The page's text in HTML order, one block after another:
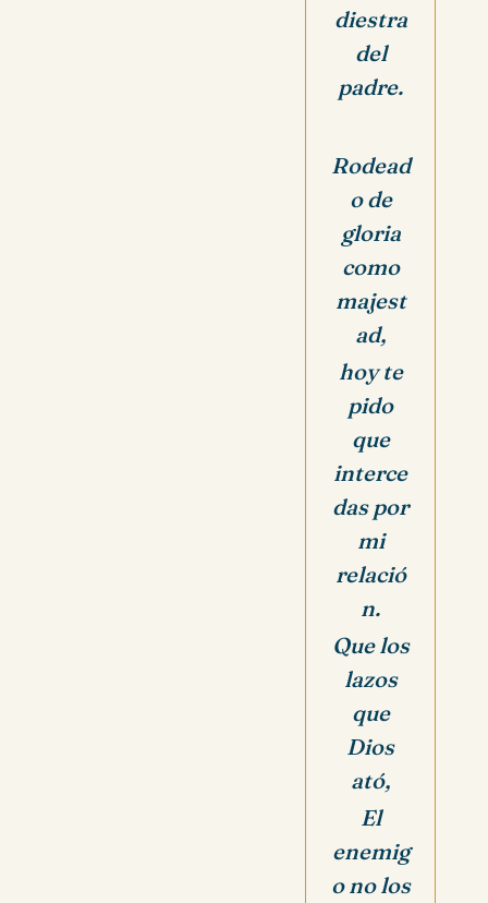
diestra
del
padre.
Rodead
o de
gloria
como
majest
ad,
hoy te
pido
que
interce
das por
mi
relació
n.
Que los
lazos
que
Dios
ató,
El
enemig
o no los